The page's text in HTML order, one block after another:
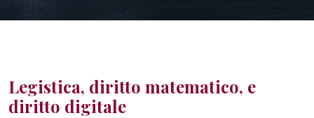
Legistica, diritto matematico, e
diritto digitale